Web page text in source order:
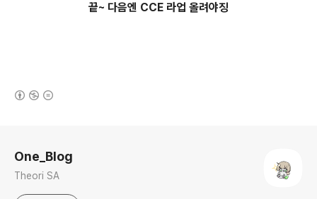
끝~ 다음엔 CCE 라업 올려야징
One_Blog
Theori SA